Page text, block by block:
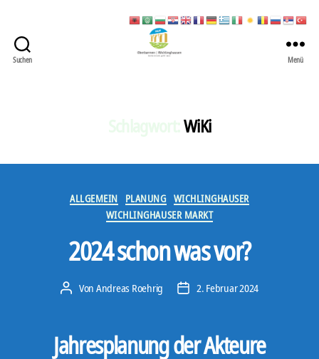
Suchen Menü
WiKi
Kategorien
ALLGEMEIN PLANUNG WICHLINGHAUSER
WICHLINGHAUSER MARKT
2024 schon was vor?
Beitragsautor
Von Andreas Roehrig Veröffentlichungsdatum
2. Februar 2024
Jahresplanung der Akteure